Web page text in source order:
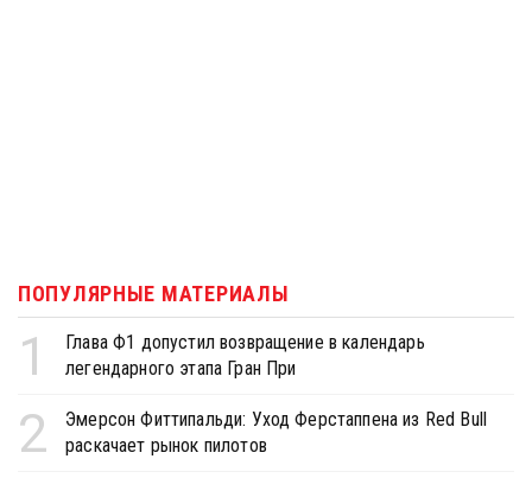
ПОПУЛЯРНЫЕ МАТЕРИАЛЫ
1
Глава Ф1 допустил возвращение в календарь
легендарного этапа Гран При
2
Эмерсон Фиттипальди: Уход Ферстаппена из Red Bull
раскачает рынок пилотов